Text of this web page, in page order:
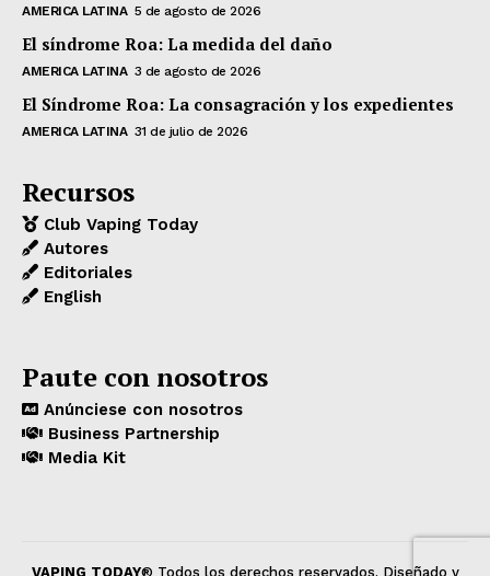
AMERICA LATINA 5 de agosto de 2026
El síndrome Roa: La medida del daño
AMERICA LATINA 3 de agosto de 2026
El Síndrome Roa: La consagración y los expedientes
AMERICA LATINA 31 de julio de 2026
Recursos
Club Vaping Today
Autores
Editoriales
English
Paute con nosotros
Anúnciese con nosotros
Business Partnership
Media Kit
VAPING TODAY® Todos los derechos reservados. Diseñado y